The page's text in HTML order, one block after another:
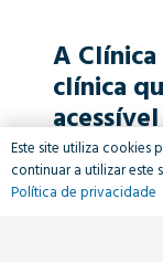
A
clínica
para o
desde a
fase
Este site utiliza cookies
continuar a utilizar este
Política de privacidade